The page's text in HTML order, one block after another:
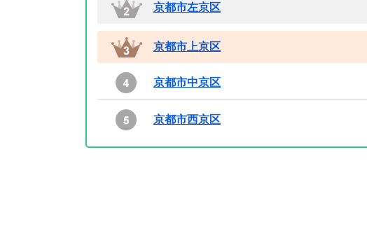
京都市左京区
京都市上京区
京都市中京区
京都市西京区